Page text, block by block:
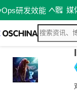
研发效能 媒